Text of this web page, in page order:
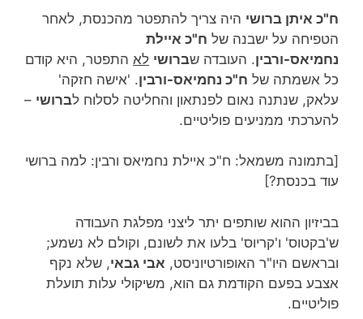
ח"כ איתן ברושי היה צריך להתפטר מהכנסת, לאחר
הטפיחה על ישבנה של ח"כ איילת
נחמיאס-ורבין. העובדה שברושי לא התפטר, היא קודם
כל אשמתה של ח"כ נחמיאס-ורבין. 'אישה חזקה'
עלאק, שנתנה נאום לפנתאון והחליטה לסלוח לברושי –
להערכתי ממניעים פוליטיים.
[בתמונה משמאל: ח"כ איילת נחמיאס ורבין: למה ברושי
עוד בכנסת?]
בביזיון ההוא שותפים יתר ליצני מפלגת העבודה
ש'בקטוס' ו'קריוס' בלעו את לשונם, וקולם לא נשמע;
ובראשם היו"ר האופורטיוניסט, אבי גבאי, שלא נקף
אצבע בפעם הקודמת גם הוא, משיקולי עלות תועלת
פוליטיים.